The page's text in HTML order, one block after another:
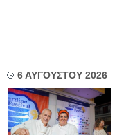
6 ΑΥΓΟΥΣΤΟΥ 2026